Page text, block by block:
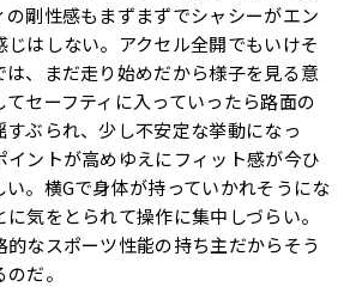
剛性感もまずまずでシャシーがエン
はしない。アクセル全開でもいけそ
は、まだ走り始めだから様子を見る意
セーフティに入っていったら路面の
すぶられ、少し不安定な挙動になっ
イントが高めゆえにフィット感が今ひ
い。横Gで身体が持っていかれそうにな
気をとられて操作に集中しづらい。
なスポーツ性能の持ち主だからそう
だ。